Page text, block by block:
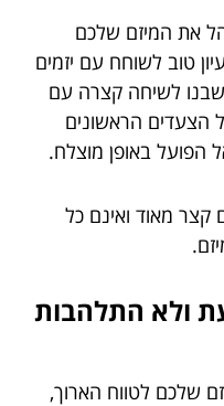
את המיזם שלכם
טוב לשוחח עם יזמים
לשיחה קצרה עם
הצעדים הראשונים
הפועל באופן מוצלח.
קצר מאוד ואינם כל
ולא התלהבות
שלכם לטווח הארוך,